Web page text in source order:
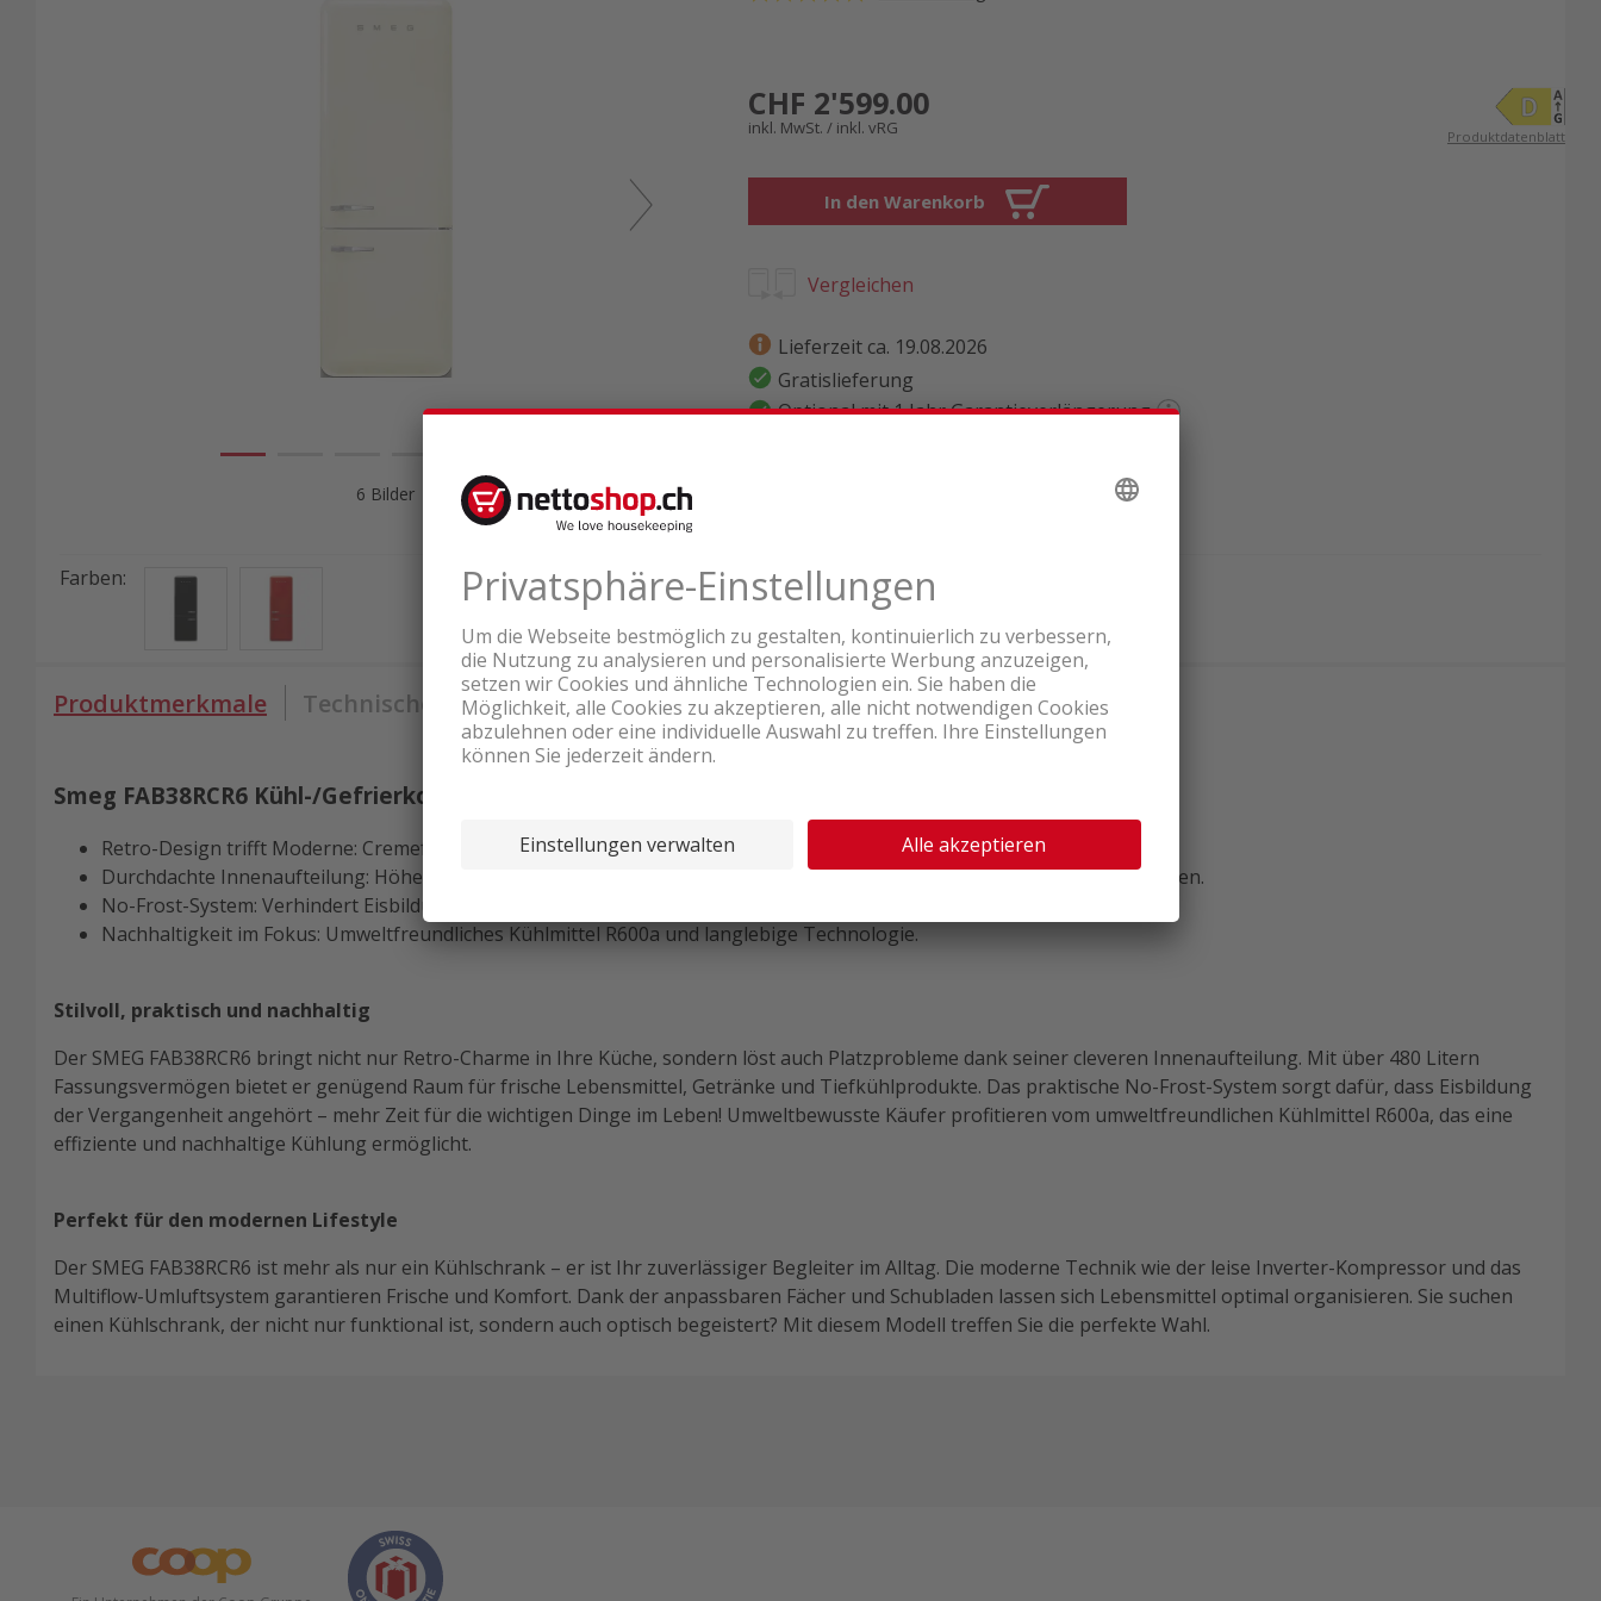
6 Bilder
CHF 2'599.00
inkl. MwSt. / inkl. vRG Produktdatenblatt
In den Warenkorb
Vergleichen
Lieferzeit ca. 19.08.2026
Gratislieferung
Optional mit 1 Jahr Garantieverlängerung
Farben:
Produktmerkmale Technische Daten Produktbewertungen
Smeg FAB38RCR6 Kühl-/Gefrierkombination Beige rechts
Retro-Design trifft Moderne: Cremefarbene Oberfläche im 50's Style kombiniert mit eleganten Chrom-Details.
Durchdachte Innenaufteilung: Höhenverstellbare Sicherheitsglaseinlegeböden und spezielle Obst- und Gemüseschubladen.
No-Frost-System: Verhindert Eisbildung und sorgt für konstante Frische der Lebensmittel.
Nachhaltigkeit im Fokus: Umweltfreundliches Kühlmittel R600a und langlebige Technologie.
Stilvoll, praktisch und nachhaltig
Der SMEG FAB38RCR6 bringt nicht nur Retro-Charme in Ihre Küche, sondern löst auch Platzprobleme dank seiner cleveren Innenaufteilung. Mit über 480 Litern
Fassungsvermögen bietet er genügend Raum für frische Lebensmittel, Getränke und Tiefkühlprodukte. Das praktische No-Frost-System sorgt dafür, dass Eisbildung
der Vergangenheit angehört – mehr Zeit für die wichtigen Dinge im Leben! Umweltbewusste Käufer profitieren vom umweltfreundlichen Kühlmittel R600a, das eine
effiziente und nachhaltige Kühlung ermöglicht.
Perfekt für den modernen Lifestyle
Der SMEG FAB38RCR6 ist mehr als nur ein Kühlschrank – er ist Ihr zuverlässiger Begleiter im Alltag. Die moderne Technik wie der leise Inverter-Kompressor und das
Multiflow-Umluftsystem garantieren Frische und Komfort. Dank der anpassbaren Fächer und Schubladen lassen sich Lebensmittel optimal organisieren. Sie suchen
einen Kühlschrank, der nicht nur funktional ist, sondern auch optisch begeistert? Mit diesem Modell treffen Sie die perfekte Wahl.